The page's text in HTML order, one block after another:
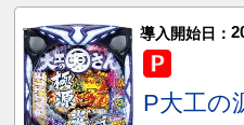
導入開始日：
P大工の